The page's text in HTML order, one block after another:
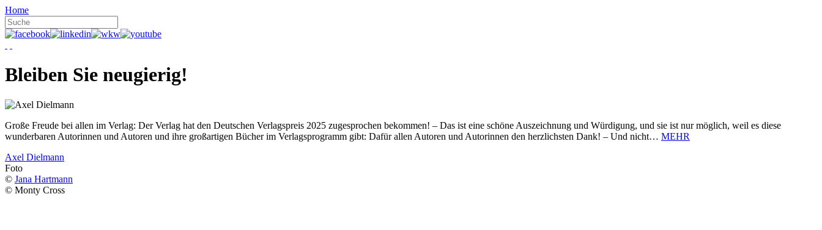
Home
Bleiben Sie neugierig!
Große Freude bei allen im Verlag: Der Verlag hat den Deutschen Verlagspreis 2025 zugesprochen bekommen! – Das ist eine schöne Auszeichnung und Würdigung, und sie ist nur möglich, weil es diese
wunderbaren Autorinnen und Autoren und ihre großartigen Bücher im Verlagsprogramm gibt: Dafür allen Autoren und Autorinnen den herzlichsten Dank! – Und nicht… MEHR
Axel Dielmann
Foto
© Jana Hartmann
© Monty Cross